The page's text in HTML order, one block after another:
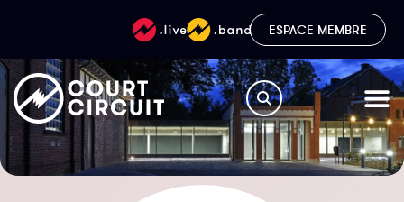
ESPACE MEMBRE